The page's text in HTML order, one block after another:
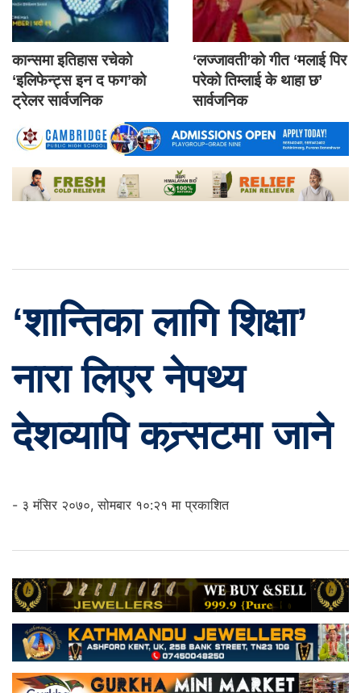
कान्समा इतिहास रचेको
‘इलिफेन्ट्स इन द फग’को
ट्रेलर सार्वजनिक
‘लज्जावती’को गीत ‘मलाई पिर
परेको तिम्लाई के थाहा छ’
सार्वजनिक
‘शान्तिका लागि शिक्षा’
नारा लिएर नेपथ्य
देशव्यापि कन्र्सटमा जाने
- ३ मंसिर २०७०, सोमबार १०:२१ मा प्रकाशित